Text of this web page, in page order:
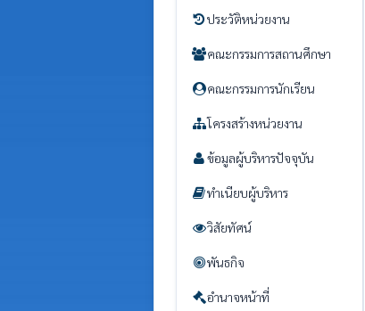
ประวัติหน่วยงาน
คณะกรรมการสถานศึกษา
คณะกรรมการนักเรียน
โครงสร้างหน่วยงาน
ข้อมูลผู้บริหารปัจจุบัน
ทำเนียบผู้บริหาร
วิสัยทัศน์
พันธกิจ
อำนาจหน้าที่